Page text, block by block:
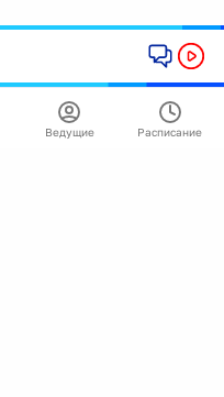
Ведущие Расписание